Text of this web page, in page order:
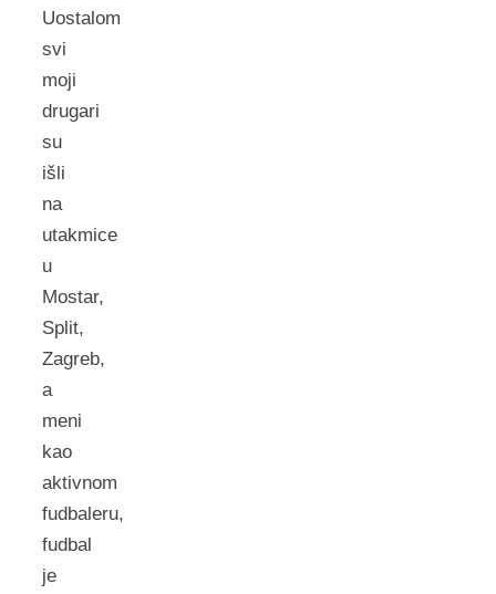
Uostalom
svi
moji
drugari
su
išli
na
utakmice
u
Mostar,
Split,
Zagreb,
a
meni
kao
aktivnom
fudbaleru,
fudbal
je